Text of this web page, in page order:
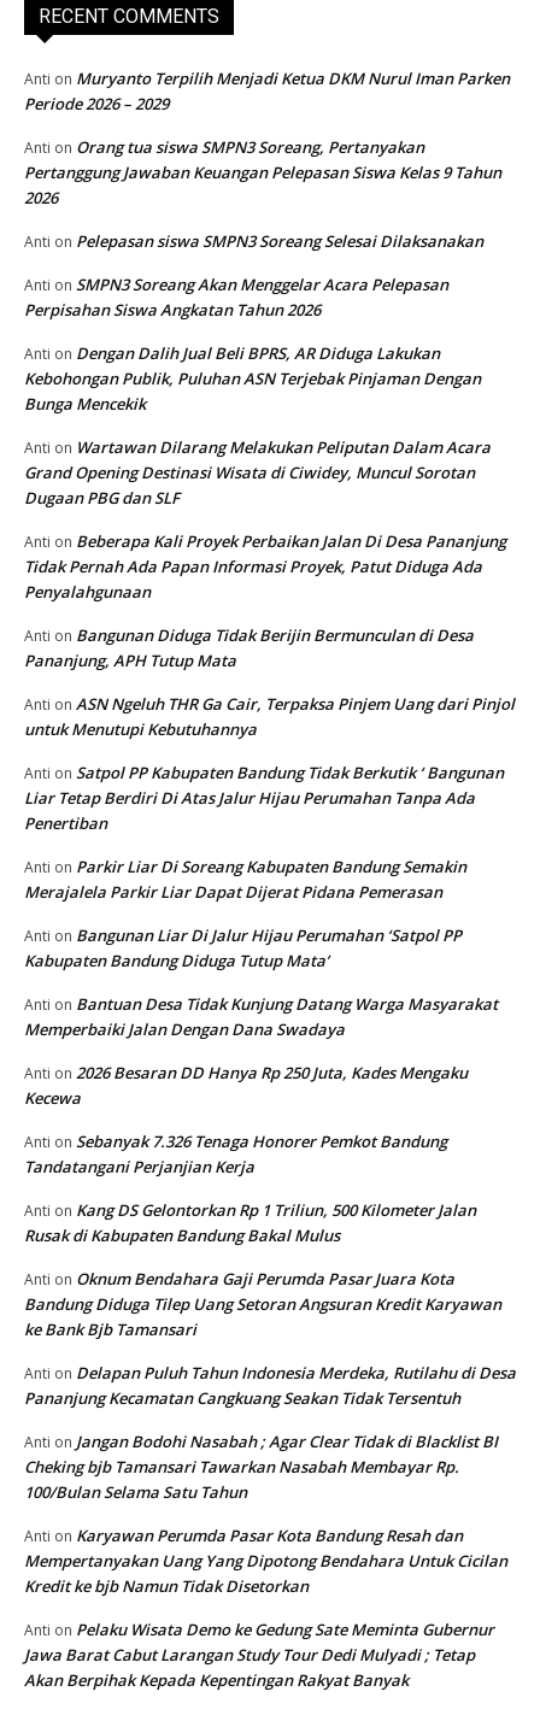
RECENT COMMENTS
Anti on Muryanto Terpilih Menjadi Ketua DKM Nurul Iman Parken
Periode 2026 – 2029
Anti on Orang tua siswa SMPN3 Soreang, Pertanyakan
Pertanggung Jawaban Keuangan Pelepasan Siswa Kelas 9 Tahun
2026
Anti on Pelepasan siswa SMPN3 Soreang Selesai Dilaksanakan
Anti on SMPN3 Soreang Akan Menggelar Acara Pelepasan
Perpisahan Siswa Angkatan Tahun 2026
Anti on Dengan Dalih Jual Beli BPRS, AR Diduga Lakukan
Kebohongan Publik, Puluhan ASN Terjebak Pinjaman Dengan
Bunga Mencekik
Anti on Wartawan Dilarang Melakukan Peliputan Dalam Acara
Grand Opening Destinasi Wisata di Ciwidey, Muncul Sorotan
Dugaan PBG dan SLF
Anti on Beberapa Kali Proyek Perbaikan Jalan Di Desa Pananjung
Tidak Pernah Ada Papan Informasi Proyek, Patut Diduga Ada
Penyalahgunaan
Anti on Bangunan Diduga Tidak Berijin Bermunculan di Desa
Pananjung, APH Tutup Mata
Anti on ASN Ngeluh THR Ga Cair, Terpaksa Pinjem Uang dari Pinjol
untuk Menutupi Kebutuhannya
Anti on Satpol PP Kabupaten Bandung Tidak Berkutik ‘ Bangunan
Liar Tetap Berdiri Di Atas Jalur Hijau Perumahan Tanpa Ada
Penertiban
Anti on Parkir Liar Di Soreang Kabupaten Bandung Semakin
Merajalela Parkir Liar Dapat Dijerat Pidana Pemerasan
Anti on Bangunan Liar Di Jalur Hijau Perumahan ‘Satpol PP
Kabupaten Bandung Diduga Tutup Mata’
Anti on Bantuan Desa Tidak Kunjung Datang Warga Masyarakat
Memperbaiki Jalan Dengan Dana Swadaya
Anti on 2026 Besaran DD Hanya Rp 250 Juta, Kades Mengaku
Kecewa
Anti on Sebanyak 7.326 Tenaga Honorer Pemkot Bandung
Tandatangani Perjanjian Kerja
Anti on Kang DS Gelontorkan Rp 1 Triliun, 500 Kilometer Jalan
Rusak di Kabupaten Bandung Bakal Mulus
Anti on Oknum Bendahara Gaji Perumda Pasar Juara Kota
Bandung Diduga Tilep Uang Setoran Angsuran Kredit Karyawan
ke Bank Bjb Tamansari
Anti on Delapan Puluh Tahun Indonesia Merdeka, Rutilahu di Desa
Pananjung Kecamatan Cangkuang Seakan Tidak Tersentuh
Anti on Jangan Bodohi Nasabah ; Agar Clear Tidak di Blacklist BI
Cheking bjb Tamansari Tawarkan Nasabah Membayar Rp.
100/Bulan Selama Satu Tahun
Anti on Karyawan Perumda Pasar Kota Bandung Resah dan
Mempertanyakan Uang Yang Dipotong Bendahara Untuk Cicilan
Kredit ke bjb Namun Tidak Disetorkan
Anti on Pelaku Wisata Demo ke Gedung Sate Meminta Gubernur
Jawa Barat Cabut Larangan Study Tour Dedi Mulyadi ; Tetap
Akan Berpihak Kepada Kepentingan Rakyat Banyak